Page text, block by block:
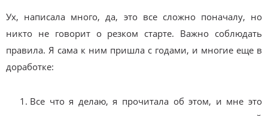
Ух, написала много, да, это все сложно поначалу, но
никто не говорит о резком старте. Важно соблюдать
правила. Я сама к ним пришла с годами, и многие еще в
доработке:
Все что я делаю, я прочитала об этом, и мне это